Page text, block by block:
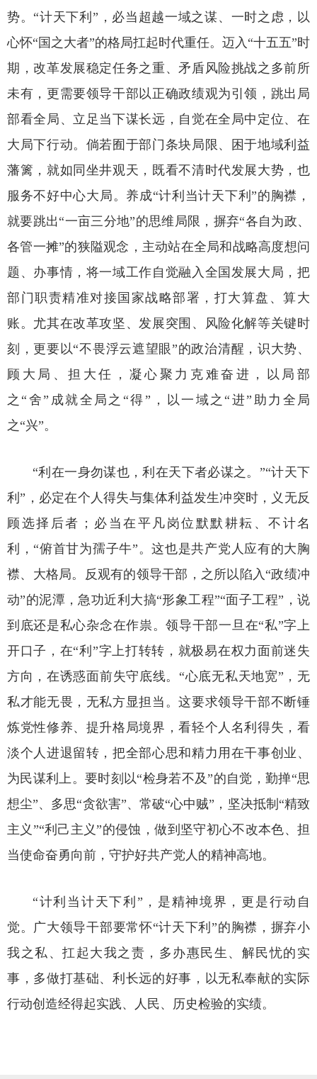
势。“计天下利”，必当超越一域之谋、一时之虑，以
心怀“国之大者”的格局扛起时代重任。迈入“十五五”时
期，改革发展稳定任务之重、矛盾风险挑战之多前所
未有，更需要领导干部以正确政绩观为引领，跳出局
部看全局、立足当下谋长远，自觉在全局中定位、在
大局下行动。倘若囿于部门条块局限、困于地域利益
藩篱，就如同坐井观天，既看不清时代发展大势，也
服务不好中心大局。养成“计利当计天下利”的胸襟，
就要跳出“一亩三分地”的思维局限，摒弃“各自为政、
各管一摊”的狭隘观念，主动站在全局和战略高度想问
题、办事情，将一域工作自觉融入全国发展大局，把
部门职责精准对接国家战略部署，打大算盘、算大
账。尤其在改革攻坚、发展突围、风险化解等关键时
刻，更要以“不畏浮云遮望眼”的政治清醒，识大势、
顾大局、担大任，凝心聚力克难奋进，以局部
之“舍”成就全局之“得”，以一域之“进”助力全局
之“兴”。
“利在一身勿谋也，利在天下者必谋之。”“计天下
利”，必定在个人得失与集体利益发生冲突时，义无反
顾选择后者；必当在平凡岗位默默耕耘、不计名
利，“俯首甘为孺子牛”。这也是共产党人应有的大胸
襟、大格局。反观有的领导干部，之所以陷入“政绩冲
动”的泥潭，急功近利大搞“形象工程”“面子工程”，说
到底还是私心杂念在作祟。领导干部一旦在“私”字上
开口子，在“利”字上打转转，就极易在权力面前迷失
方向，在诱惑面前失守底线。“心底无私天地宽”，无
私才能无畏，无私方显担当。这要求领导干部不断锤
炼党性修养、提升格局境界，看轻个人名利得失，看
淡个人进退留转，把全部心思和精力用在干事创业、
为民谋利上。要时刻以“检身若不及”的自觉，勤掸“思
想尘”、多思“贪欲害”、常破“心中贼”，坚决抵制“精致
主义”“利己主义”的侵蚀，做到坚守初心不改本色、担
当使命奋勇向前，守护好共产党人的精神高地。
“计利当计天下利”，是精神境界，更是行动自
觉。广大领导干部要常怀“计天下利”的胸襟，摒弃小
我之私、扛起大我之责，多办惠民生、解民忧的实
事，多做打基础、利长远的好事，以无私奉献的实际
行动创造经得起实践、人民、历史检验的实绩。